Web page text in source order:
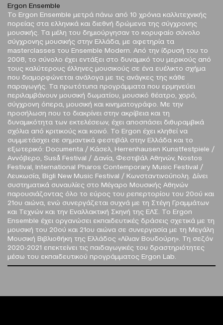
Ergon Ensemble
Το Εrgon Ensemble μετρά πάνω από 10 χρόνια καλλιτεχνικής
πορείας στα ελληνικά και διεθνή δρώμενα της σύγχρονης
μουσικής. Τα μέλη του δημιούργησαν το κορυφαίο σύνολο
σύγχρονης μουσικής στην Ελλάδα, με αφετηρία τα
masterclasses του Ensemble Modern. Από την ίδρυσή του το
2008, το σύνολο έχει εντάξει στο δυναμικό του μερικούς από
τους καλύτερους έλληνες μουσικούς σε ένα ευέλικτο σχήμα
που διαμορφώνεται ανάλογα με τις ανάγκες της κάθε
παραγωγής. Τα πρωτότυπα προγράμματα που ερμηνεύει
περιλαμβάνουν μουσική δωματίου, μουσικό θέατρο, χορό,
σύγχρονη όπερα, μουσική και κινηματογράφο. Με την
προσήλωση που το διακρίνει στην ακρίβεια και τη
δυναμικότητα των εκτελέσεων, έχει αποσπάσει διθυραμβικά
σχόλια από κριτικούς και κοινό. Το Ergon έχει κληθεί να
συμμετάσχει σε σημαντικά φεστιβάλ στην Ελλάδα και το
εξωτερικό: Documenta / Κάσελ, Herrenhausen Kunstfestpiele /
Αννόβερο, Suså Festival / Δανία, Φεστιβάλ Αθηνών, Νostos
Festival, International Pharos Contemporary Music Festival /
Λευκωσία, Bigli New Music Festival / Κωνσταντινούπολη. Δίνει
συστηματικά συναυλίες στο Μέγαρο Μουσικής Αθηνών
παρουσιάζοντας όλο το εύρος του ρεπερτορίου του 20ού και
21ου αιώνα, ενώ συνεργάζεται συχνά με τη Στέγη Γραμμάτων
και Τεχνών και την Εναλλακτική Σκηνή της ΕΛΣ. Το Ergon
Ensemble έχει οργανώσει εκπαιδευτικές δράσεις σχετικά με τη
μουσική του 20ού και 21ου αιώνα σε συνεργασία με τη Μεγάλη
Μουσική Βιβλιοθήκη της Ελλάδος «Λίλιαν Βουδούρη». Τη σεζόν
2020-2021 επεκτείνει τις παιδαγωγικές του δραστηριότητες
μέσω του εκπαιδευτικού προγράμματος Ergon Lab.